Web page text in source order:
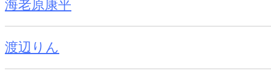
海老原康平
渡辺りん